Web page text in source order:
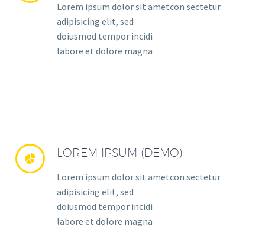
Lorem ipsum dolor sit ametcon sectetur
adipisicing elit, sed
doiusmod tempor incidi
labore et dolore magna

 LOREM IPSUM (DEMO)
Lorem ipsum dolor sit ametcon sectetur
adipisicing elit, sed
doiusmod tempor incidi
labore et dolore magna